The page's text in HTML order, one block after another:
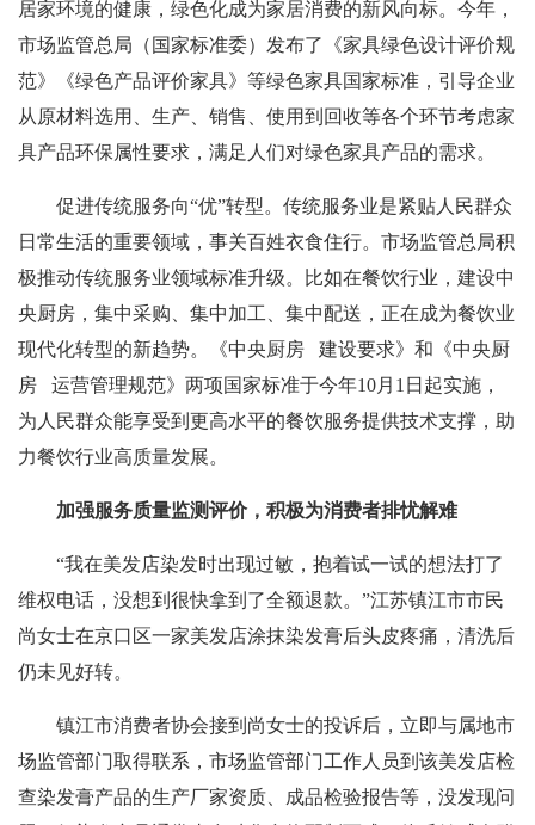
居家环境的健康，绿色化成为家居消费的新风向标。今年，
市场监管总局（国家标准委）发布了《家具绿色设计评价规
范》《绿色产品评价家具》等绿色家具国家标准，引导企业
从原材料选用、生产、销售、使用到回收等各个环节考虑家
具产品环保属性要求，满足人们对绿色家具产品的需求。
促进传统服务向“优”转型。传统服务业是紧贴人民群众
日常生活的重要领域，事关百姓衣食住行。市场监管总局积
极推动传统服务业领域标准升级。比如在餐饮行业，建设中
央厨房，集中采购、集中加工、集中配送，正在成为餐饮业
现代化转型的新趋势。《中央厨房 建设要求》和《中央厨
房 运营管理规范》两项国家标准于今年10月1日起实施，
为人民群众能享受到更高水平的餐饮服务提供技术支撑，助
力餐饮行业高质量发展。
加强服务质量监测评价，积极为消费者排忧解难
“我在美发店染发时出现过敏，抱着试一试的想法打了
维权电话，没想到很快拿到了全额退款。”江苏镇江市市民
尚女士在京口区一家美发店涂抹染发膏后头皮疼痛，清洗后
仍未见好转。
镇江市消费者协会接到尚女士的投诉后，立即与属地市
场监管部门取得联系，市场监管部门工作人员到该美发店检
查染发膏产品的生产厂家资质、成品检验报告等，没发现问